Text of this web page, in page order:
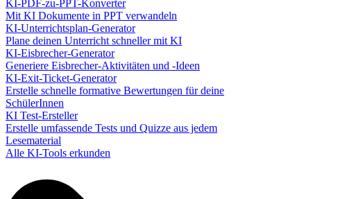
KI-PDF-zu-PPT-Konverter
Mit KI Dokumente in PPT verwandeln
KI-Unterrichtsplan-Generator
Plane deinen Unterricht schneller mit KI
KI-Eisbrecher-Generator
Generiere Eisbrecher-Aktivitäten und -Ideen
KI-Exit-Ticket-Generator
Erstelle schnelle formative Bewertungen für deine
SchülerInnen
KI Test-Ersteller
Erstelle umfassende Tests und Quizze aus jedem
Lesematerial
Alle KI-Tools erkunden